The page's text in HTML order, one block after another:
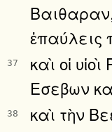
37
καὶ οἱ
Εσεβων
38
καὶ τὴν